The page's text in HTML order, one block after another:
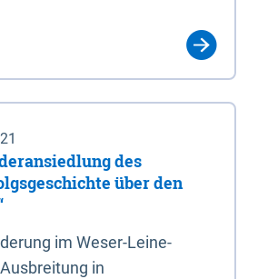
des
über den
im Weser-Leine-
in